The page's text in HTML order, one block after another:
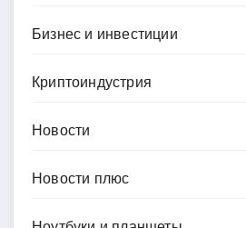
Бизнес и инвестиции
Криптоиндустрия
Новости
Новости плюс